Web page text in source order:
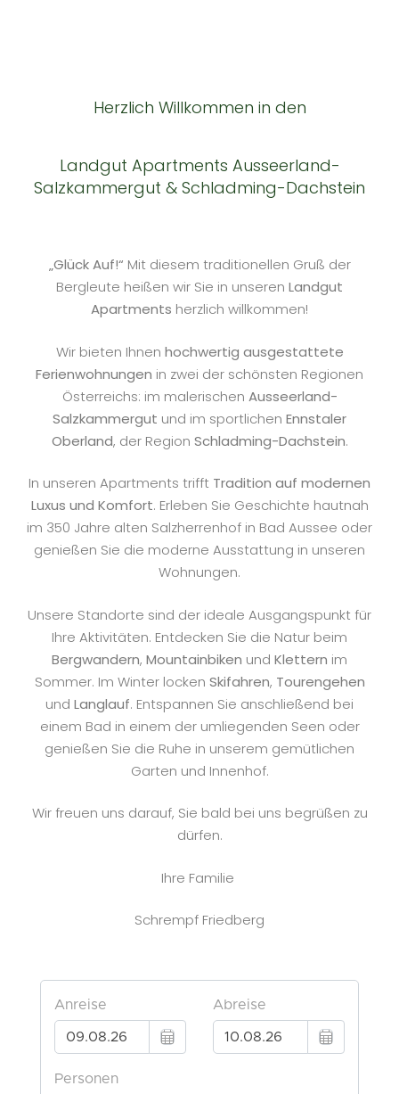
Herzlich Willkommen in den
Landgut Apartments Ausseerland-
Salzkammergut & Schladming-Dachstein
„Glück Auf!“ Mit diesem traditionellen Gruß der
Bergleute heißen wir Sie in unseren Landgut
Apartments herzlich willkommen!
Wir bieten Ihnen hochwertig ausgestattete
Ferienwohnungen in zwei der schönsten Regionen
Österreichs: im malerischen Ausseerland-
Salzkammergut und im sportlichen Ennstaler
Oberland, der Region Schladming-Dachstein.
In unseren Apartments trifft Tradition auf modernen
Luxus und Komfort. Erleben Sie Geschichte hautnah
im 350 Jahre alten Salzherrenhof in Bad Aussee oder
genießen Sie die moderne Ausstattung in unseren
Wohnungen.
Unsere Standorte sind der ideale Ausgangspunkt für
Ihre Aktivitäten. Entdecken Sie die Natur beim
Bergwandern, Mountainbiken und Klettern im
Sommer. Im Winter locken Skifahren, Tourengehen
und Langlauf. Entspannen Sie anschließend bei
einem Bad in einem der umliegenden Seen oder
genießen Sie die Ruhe in unserem gemütlichen
Garten und Innenhof.
Wir freuen uns darauf, Sie bald bei uns begrüßen zu
dürfen.
Ihre Familie
Schrempf Friedberg